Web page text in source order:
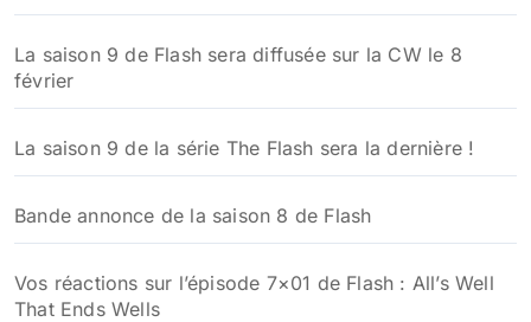
La saison 9 de Flash sera diffusée sur la CW le 8
février
La saison 9 de la série The Flash sera la dernière !
Bande annonce de la saison 8 de Flash
Vos réactions sur l’épisode 7×01 de Flash : All’s Well
That Ends Wells